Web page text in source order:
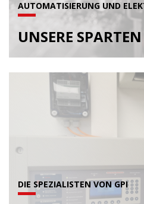
AUTOMATISIERUNG UND
UNSERE SPARTEN
DIE SPEZIALISTEN VON GPI